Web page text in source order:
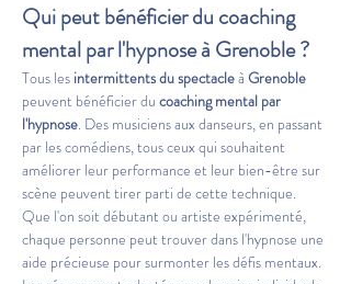
Qui peut bénéficier du coaching
mental par l'hypnose à Grenoble ?
Tous les intermittents du spectacle à Grenoble
peuvent bénéficier du coaching mental par
l'hypnose. Des musiciens aux danseurs, en passant
par les comédiens, tous ceux qui souhaitent
améliorer leur performance et leur bien-être sur
scène peuvent tirer parti de cette technique.
Que l'on soit débutant ou artiste expérimenté,
chaque personne peut trouver dans l'hypnose une
aide précieuse pour surmonter les défis mentaux.